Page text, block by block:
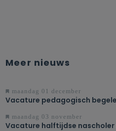
Meer nieuws
maandag 01 december
Vacature pedagogisch
maandag 03 november
Vacature halftijdse